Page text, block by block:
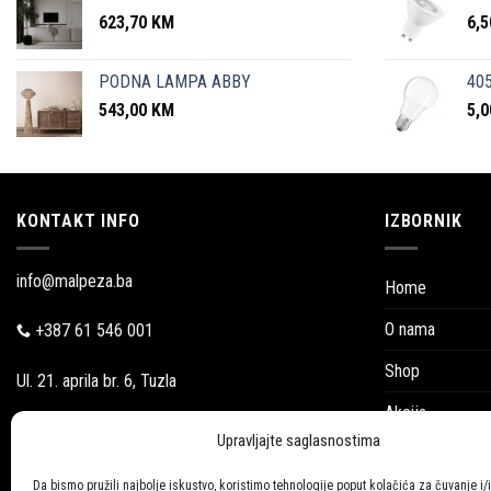
Upravljajte saglasnostima
Da bismo pružili najbolje iskustvo, koristimo tehnologije poput kolačića za čuvanje
623,70 KM
PODNA LAMPA ABBY
543,00 KM
KONTAKT INFO
info@malpeza.ba
+387 61 546 001
Ul. 21. aprila br. 6, Tuzla
Subotom:
IZBORNIK
Home
O nama
Shop
Akcija